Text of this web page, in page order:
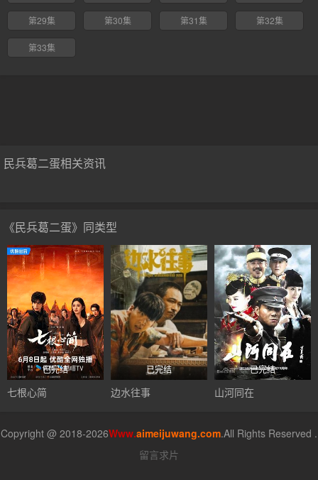
第29集 第30集 第31集 第32集
第33集
民兵葛二蛋相关资讯
《民兵葛二蛋》同类型
已完结
七根心简
已完结
边水往事
已完结
山河同在
Copyright @ 2018-2026Www.aimeijuwang.com.All Rights Reserved .
留言求片